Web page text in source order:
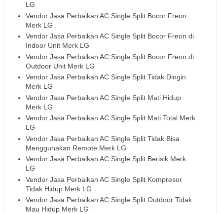
LG
Vendor Jasa Perbaikan AC Single Split Bocor Freon
Merk LG
Vendor Jasa Perbaikan AC Single Split Bocor Freon di
Indoor Unit Merk LG
Vendor Jasa Perbaikan AC Single Split Bocor Freon di
Outdoor Unit Merk LG
Vendor Jasa Perbaikan AC Single Split Tidak Dingin
Merk LG
Vendor Jasa Perbaikan AC Single Split Mati Hidup
Merk LG
Vendor Jasa Perbaikan AC Single Split Mati Total Merk
LG
Vendor Jasa Perbaikan AC Single Split Tidak Bisa
Menggunakan Remote Merk LG
Vendor Jasa Perbaikan AC Single Split Berisik Merk
LG
Vendor Jasa Perbaikan AC Single Split Kompresor
Tidak Hidup Merk LG
Vendor Jasa Perbaikan AC Single Split Outdoor Tidak
Mau Hidup Merk LG